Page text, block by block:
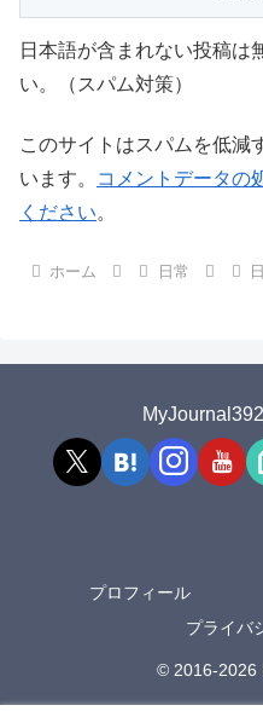
日本語が含まれない投稿は
い。（スパム対策）
このサイトはスパムを低減
います。
コメントデータの
ください。
ホーム 日常
プロフィール
プライバ
© 2016-2026